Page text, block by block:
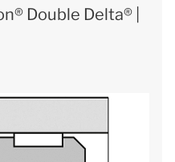
Double Delta® |